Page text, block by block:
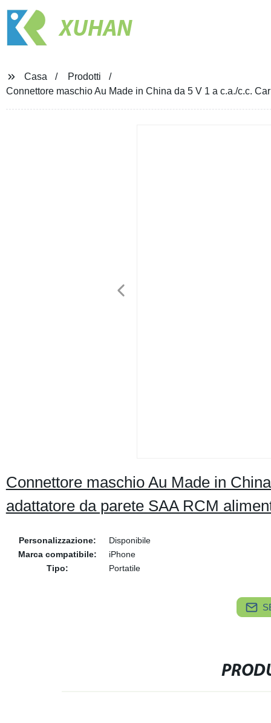
XUHAN
Casa
Prodotti
Connettore maschio Au Made in China da 5 V 1 a c.a./c.c.
Connettore maschio Au Made in
adattatore da parete SAA RCM
Personalizzazione:
Disponibile
Marca compatibile:
iPhone
Tipo:
Portatile